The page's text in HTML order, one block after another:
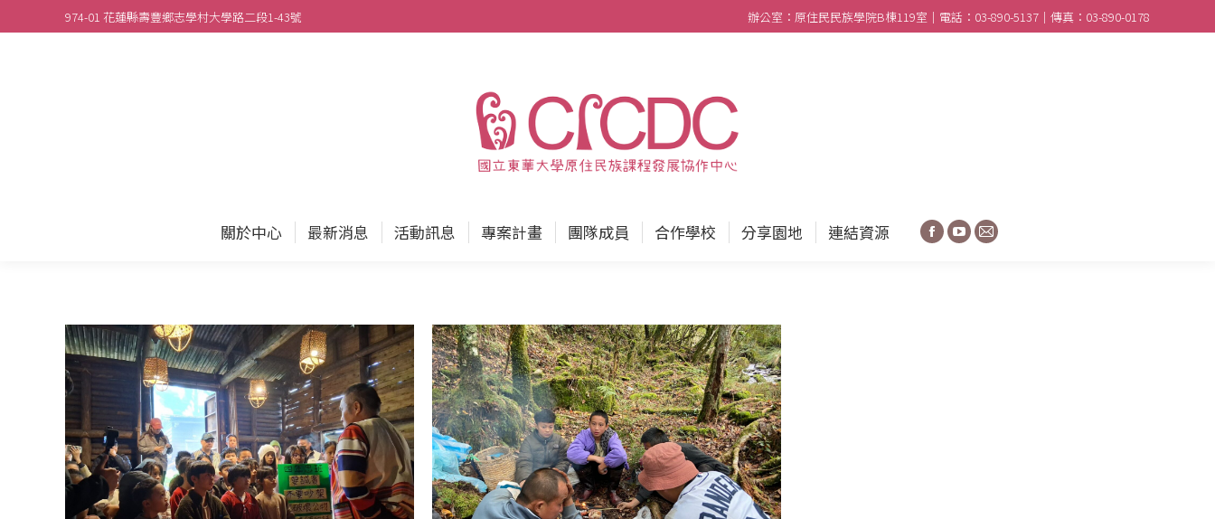
974-01 花蓮縣壽豐鄉志學村大學路二段1-43號 辦公室：原住民民族學院B棟119室｜電話：03-890-5137｜傳真：03-890-0178
關於中心 最新消息 活動訊息 專案計畫 團隊成員 合作學校 分享園地 連結資源 Facebook
YouTube
Mail
關於中心 最新消息 活動訊息 專案計畫 團隊成員 合作學校 分享園地 連結資源